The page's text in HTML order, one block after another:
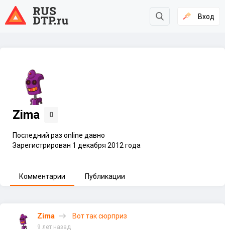
Вход
Zima 0
Последний раз online давно
Зарегистрирован 1 декабря 2012 года
Комментарии Публикации
Zima Вот так сюрприз
9 лет назад